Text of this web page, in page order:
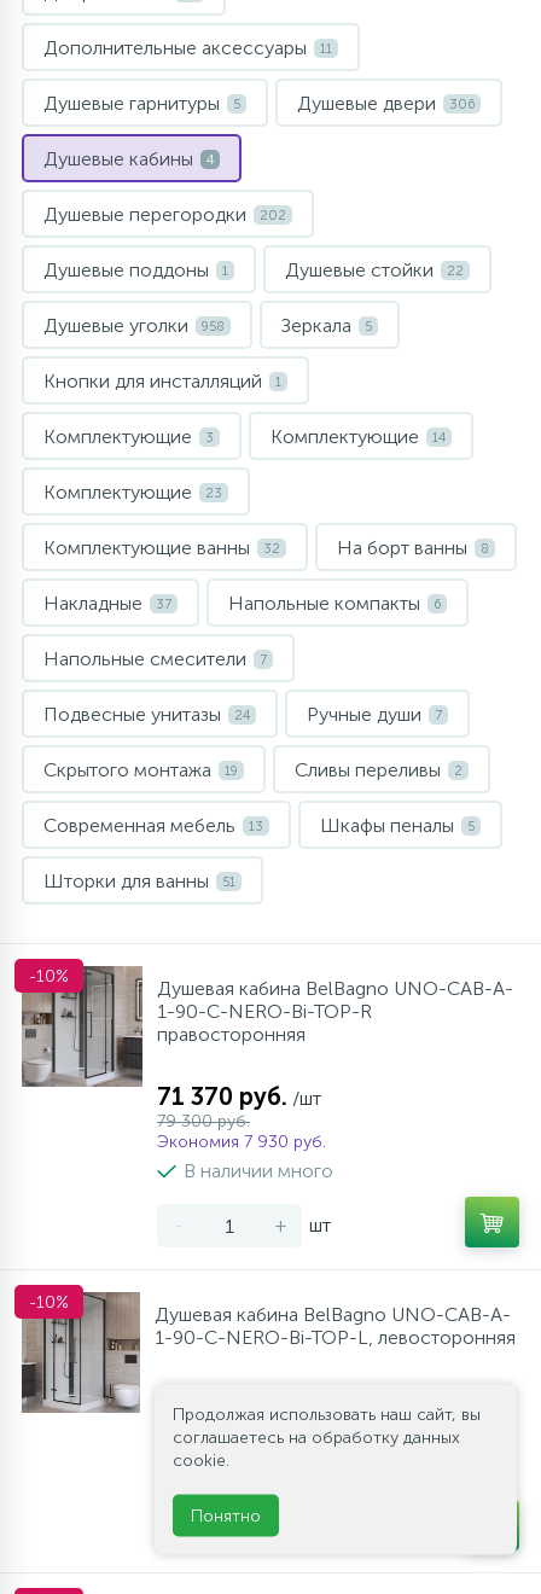
Комплектующие
На борт ванны
Ручные души
Верхние души
Дополнительные аксессуары
Душевые стойки
Душевые гарнитуры
Напольные смесители
10
Душевые системы
Щетки для унитаза
Дополнительные аксессуары 11
Душевые гарнитуры 5 Душевые двери 306
Душевые кабины 4
Душевые перегородки 202
Душевые поддоны 1 Душевые стойки 22
Душевые уголки 958 Зеркала 5
Кнопки для инсталляций 1
Комплектующие 3 Комплектующие 14
Комплектующие 23
Комплектующие ванны 32 На борт ванны 8
Накладные 37 Напольные компакты 6
Напольные смесители 7
Подвесные унитазы 24 Ручные души 7
Скрытого монтажа 19 Сливы переливы 2
Современная мебель 13 Шкафы пеналы 5
Шторки для ванны 51
-10%
Душевая кабина BelBagno UNO-CAB-A-
1-90-C-NERO-Bi-TOP-R
правосторонняя
71 370 руб. /шт
79 300 руб.
Экономия 7 930 руб.
В наличии много
- + шт
-10%
Душевая кабина BelBagno UNO-CAB-A-
1-90-C-NERO-Bi-TOP-L, левосторонняя
79 300 руб.
Экономия 7 930 руб.
В наличии много
- +
Продолжая использовать наш сайт, вы
соглашаетесь на обработку данных
cookie.
Понятно